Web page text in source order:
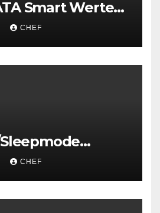
Smart Werte
gehts!
CHEF
fixCHEF